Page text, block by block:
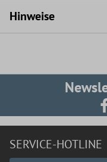
Hinweise
SERVICE-HOTLINE